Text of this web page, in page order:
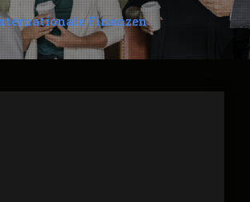
Finanzen